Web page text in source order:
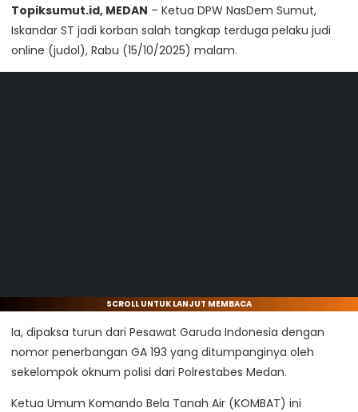
Topiksumut.id, MEDAN – Ketua DPW NasDem Sumut,
Iskandar ST jadi korban salah tangkap terduga pelaku judi
online (judol), Rabu (15/10/2025) malam.
SCROLL UNTUK LANJUT MEMBACA
Ia, dipaksa turun dari Pesawat Garuda Indonesia dengan
nomor penerbangan GA 193 yang ditumpanginya oleh
sekelompok oknum polisi dari Polrestabes Medan.
Ketua Umum Komando Bela Tanah Air (KOMBAT) ini